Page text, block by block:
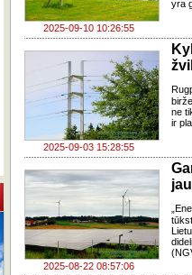
2025-09-10 10:26:55
yra
2025-09-03 15:28:55
ne
ir
2025-08-22 08:57:06